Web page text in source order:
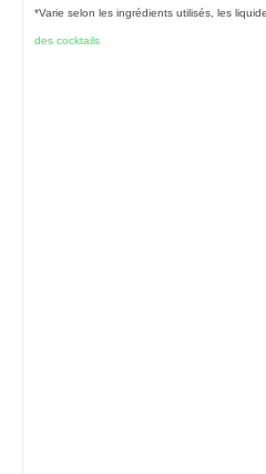
*Varie selon les ingrédients utilisés, les
des cocktails